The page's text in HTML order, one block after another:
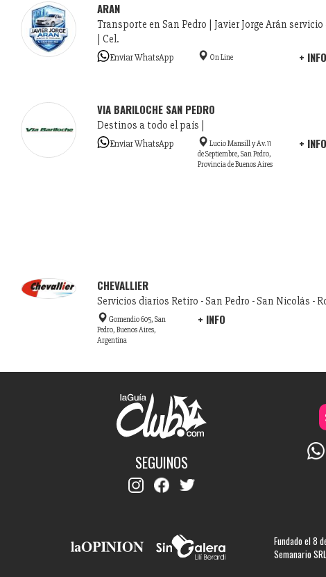
ARAN
Transporte en San Pedro | Javier Jorge Arán
| Cel.
Enviar WhatsApp On Line + INFO
VIA BARILOCHE SAN PEDRO
Destinos a todo el país |
Enviar WhatsApp
Lucio Mansill y Av. 11
de Septiembre, San Pedro,
Provincia de Buenos Aires
+ INFO
CHEVALLIER
Servicios diarios Retiro - San Pedro - San Nicolás -
Gomendio 605, San
Pedro, Buenos Aires,
Argentina
+ INFO
SEGUINOS
Fundado el 8
Semanario